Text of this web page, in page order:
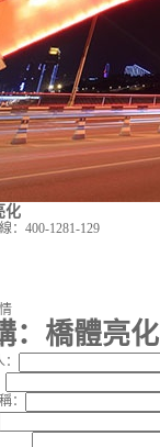
化
： 400-1281-129
： 橋體亮化
：